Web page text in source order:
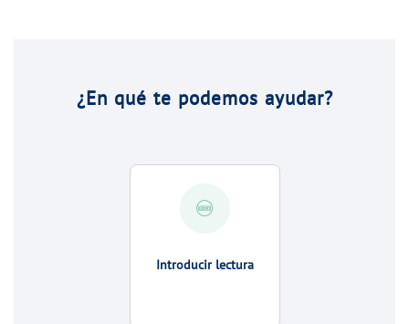
¿En qué te podemos ayudar?
Introducir lectura